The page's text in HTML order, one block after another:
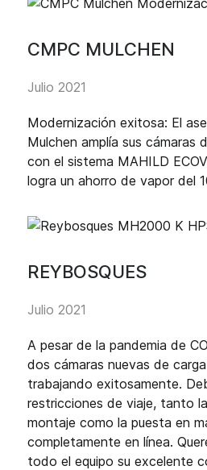
CMPC MULCHEN
Julio 2021
Modernización exitosa: El
Mulchen amplía sus cámaras
con el sistema MAHILD
logra un ahorro de vapor del
REYBOSQUES
Julio 2021
A pesar de la pandemia de
dos cámaras nuevas de
trabajando exitosamente.
restricciones de viaje, tanto
montaje como la puesta en
completamente en línea.
todo el equipo su excelente